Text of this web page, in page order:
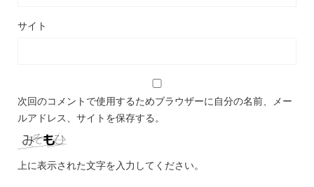
サイト
次回のコメントで使用するためブラウザーに自分の名前、メー
ルアドレス、サイトを保存する。
上に表示された文字を入力してください。